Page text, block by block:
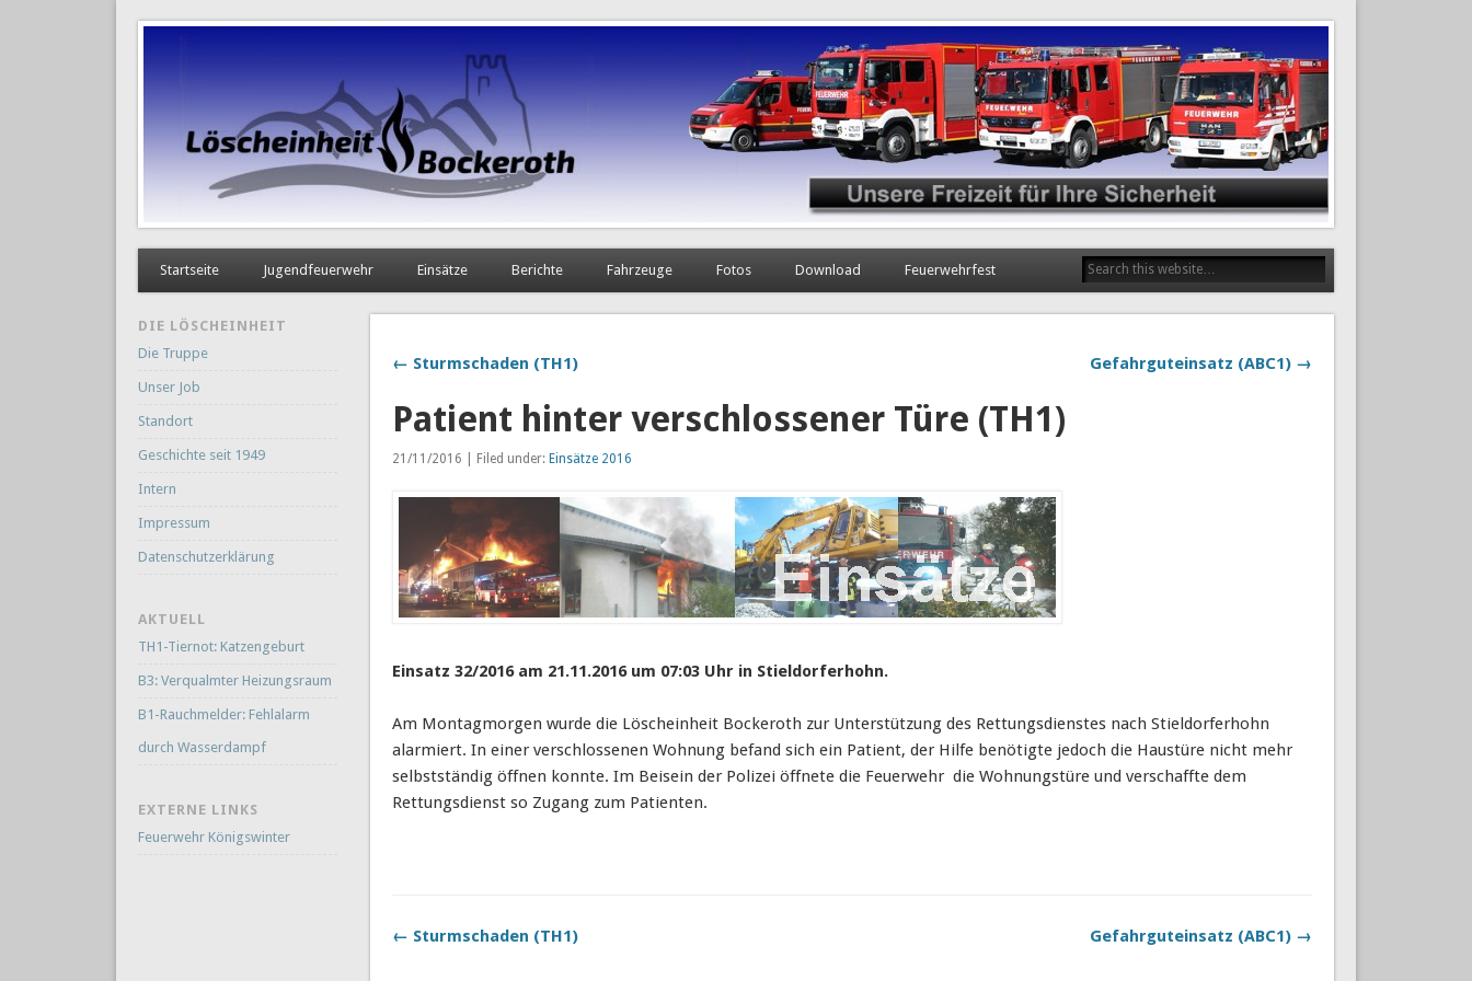
Startseite Jugendfeuerwehr Einsätze Berichte Fahrzeuge Fotos Download Feuerwehrfest
← Sturmschaden (TH1) Gefahrguteinsatz (ABC1) →
Patient hinter verschlossener Türe (TH1)
21/11/2016 | Filed under: Einsätze 2016
Einsatz 32/2016 am 21.11.2016 um 07:03 Uhr in Stieldorferhohn.
Am Montagmorgen wurde die Löscheinheit Bockeroth zur Unterstützung des Rettungsdienstes nach Stieldorferhohn
alarmiert.In einer verschlossenen Wohnung befand sich ein Patient, der Hilfe benötigte jedoch die Haustüre nicht mehr
selbstständig öffnen konnte. Im Beisein der Polizei öffnete die Feuerwehr die Wohnungstüre und verschaffte dem
Rettungsdienst so Zugang zum Patienten.
← Sturmschaden (TH1) Gefahrguteinsatz (ABC1) →
DIE LÖSCHEINHEIT
Die Truppe
Unser Job
Standort
Geschichte seit 1949
Intern
Impressum
Datenschutzerklärung
AKTUELL
TH1-Tiernot: Katzengeburt
B3: Verqualmter Heizungsraum
B1-Rauchmelder: Fehlalarm
durch Wasserdampf
EXTERNE LINKS
Feuerwehr Königswinter